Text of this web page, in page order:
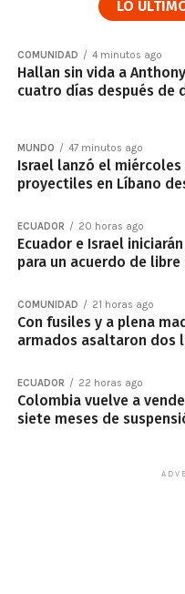
LO
COMUNIDAD 4 minutos ago
Hallan sin vida a
cuatro días después de
MUNDO 47 minutos ago
Israel lanzó el
proyectiles en Líbano
ECUADOR 20 horas ago
Ecuador e Israel
para un acuerdo de
COMUNIDAD 21 horas ago
Con fusiles y a plena
armados asaltaron dos
ECUADOR 22 horas ago
Colombia vuelve a
siete meses de